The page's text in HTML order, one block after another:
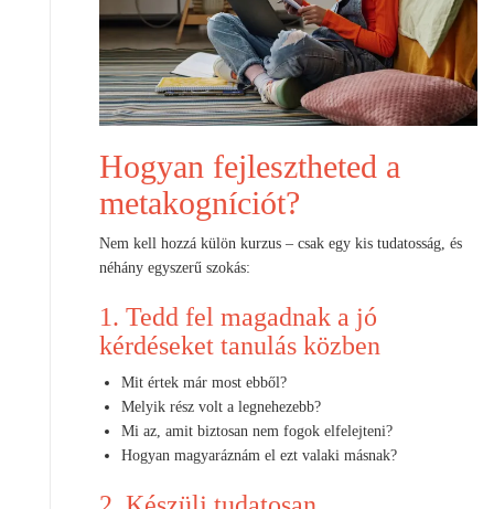
Hogyan fejlesztheted a
metakogníciót?
Nem kell hozzá külön kurzus – csak egy kis tudatosság, és
néhány egyszerű szokás:
1. Tedd fel magadnak a jó
kérdéseket tanulás közben
Mit értek már most ebből?
Melyik rész volt a legnehezebb?
Mi az, amit biztosan nem fogok elfelejteni?
Hogyan magyaráznám el ezt valaki másnak?